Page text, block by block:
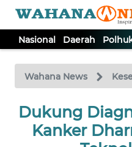
Nasional Daerah
Wahana News
Dukung
Kanker
TV
Tutup
NASIONAL